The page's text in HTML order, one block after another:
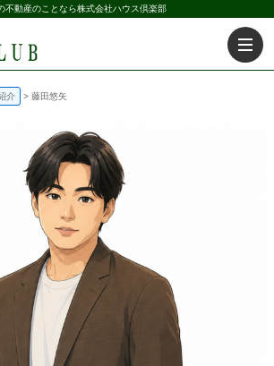
不動産のことなら株式会社ハウス倶楽部
介 藤田悠矢